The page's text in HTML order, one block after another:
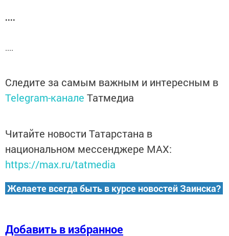
....
....
Следите за самым важным и интересным в
Telegram-канале Татмедиа
Читайте новости Татарстана в
национальном мессенджере MАХ:
https://max.ru/tatmedia
Желаете всегда быть в курсе новостей Заинска?
Добавить в избранное